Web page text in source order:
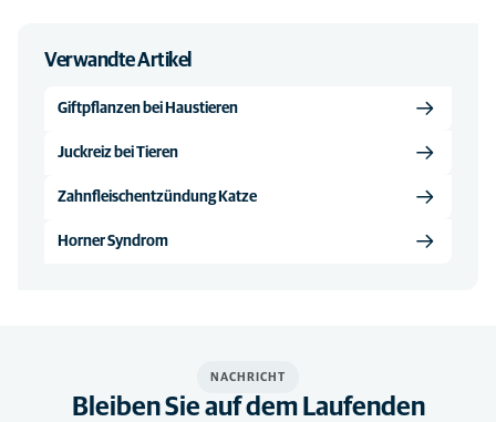
Verwandte Artikel
Giftpflanzen bei Haustieren
Juckreiz bei Tieren
Zahnfleischentzündung Katze
Horner Syndrom
NACHRICHT
Bleiben Sie auf dem Laufenden